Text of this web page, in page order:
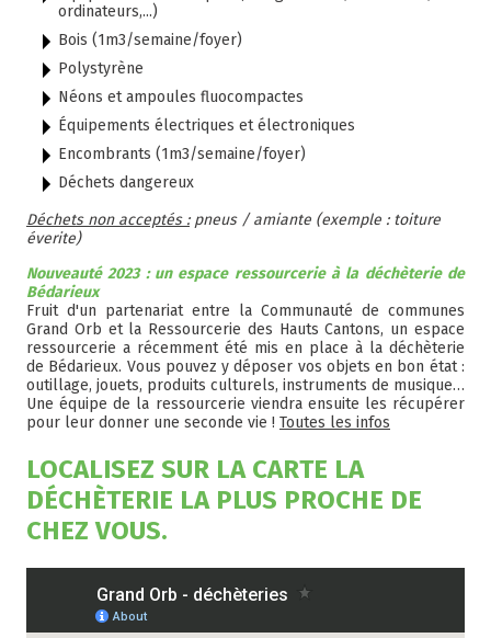
ordinateurs,...)
Bois (1m3/semaine/foyer)
Polystyrène
Néons et ampoules fluocompactes
Équipements électriques et électroniques
Encombrants (1m3/semaine/foyer)
Déchets dangereux
Déchets non acceptés :pneus / amiante (exemple : toiture
éverite)
Nouveauté 2023 : un espace ressourcerie à la déchèterie de
Bédarieux
Fruit d'un partenariat entre la Communauté de communes
Grand Orb et la Ressourcerie des Hauts Cantons, un espace
ressourcerie a récemment été mis en place à la déchèterie
de Bédarieux. Vous pouvez y déposer vos objets en bon état :
outillage, jouets, produits culturels, instruments de musique…
Une équipe de la ressourcerie viendra ensuite les récupérer
pour leur donner une seconde vie ! Toutes les infos
LOCALISEZ SUR LA CARTE LA
DÉCHÈTERIE LA PLUS PROCHE DE
CHEZ VOUS.